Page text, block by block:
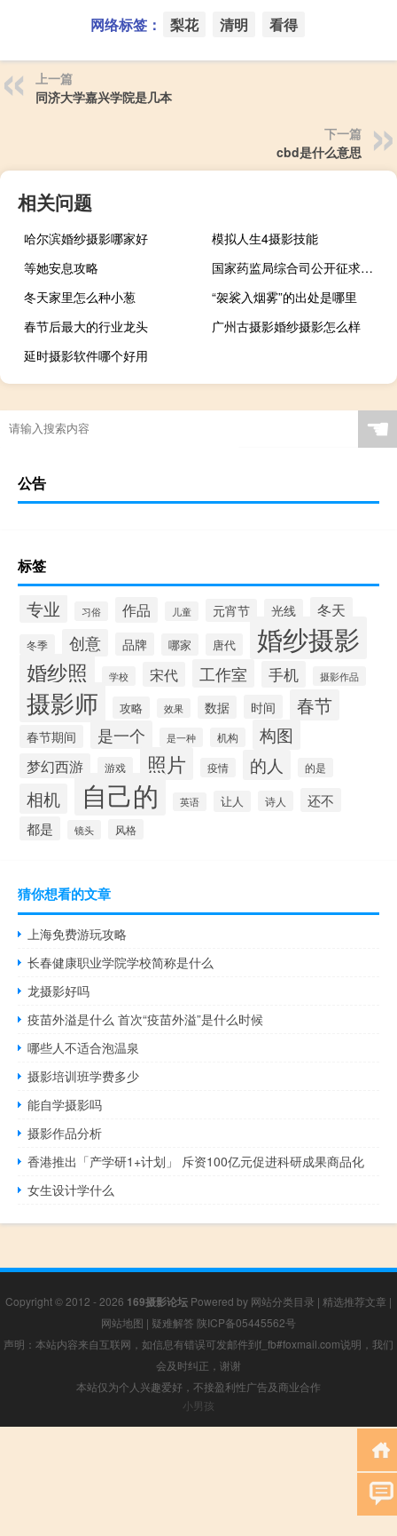
网络标签： 梨花 清明 看得
上一篇
同济大学嘉兴学院是几本
下一篇
cbd是什么意思
相关问题
哈尔滨婚纱摄影哪家好
模拟人生4摄影技能
等她安息攻略
国家药监局综合司公开征求《药品网络交易第三方平台检查指导原则（征求意见稿）》意见
冬天家里怎么种小葱
“袈裟入烟雾”的出处是哪里
春节后最大的行业龙头
广州古摄影婚纱摄影怎么样
延时摄影软件哪个好用
☚
公告
标签
专业 习俗 作品 儿童 元宵节 光线 冬天
冬季 创意 品牌 哪家 唐代 婚纱摄影
婚纱照 学校 宋代 工作室 手机 摄影作品
摄影师 攻略 效果 数据 时间 春节
春节期间 是一个 是一种 机构 构图
梦幻西游 游戏 照片 疫情 的人 的是
相机 自己的 英语 让人 诗人
还不
都是
镜头 风格
猜你想看的文章
上海免费游玩攻略
长春健康职业学院学校简称是什么
龙摄影好吗
疫苗外溢是什么 首次“疫苗外溢”是什么时候
哪些人不适合泡温泉
摄影培训班学费多少
能自学摄影吗
摄影作品分析
香港推出「产学研1+计划」 斥资100亿元促进科研成果商品化
女生设计学什么
Copyright © 2012 - 2026 169摄影论坛 Powered by 网站分类目录 | 精选推荐文章 |
网站地图 | 疑难解答 陕ICP备05445562号
声明：本站内容来自互联网，如信息有错误可发邮件到f_fb#foxmail.com说明，我们
会及时纠正，谢谢
本站仅为个人兴趣爱好，不接盈利性广告及商业合作
小男孩